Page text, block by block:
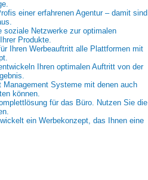
einer erfahrenen Agentur – damit sind
Netzwerke zur optimalen
Produkte.
Ihren Werbeauftritt alle Plattformen mit
Ihren optimalen Auftritt von der
Systeme mit denen auch
können.
für das Büro. Nutzen Sie die
ein Werbekonzept, das Ihnen eine